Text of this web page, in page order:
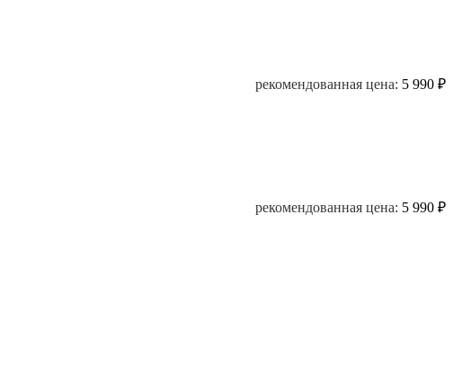
рекомендованная цена: 5 990 ₽
рекомендованная цена: 5 990 ₽